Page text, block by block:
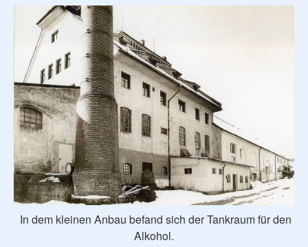
In dem kleinen Anbau befand sich der Tankraum für den
Alkohol.